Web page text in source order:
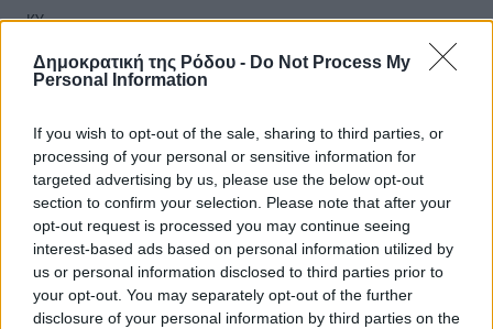
Δημοκρατική της Ρόδου - Do Not Process My
Personal Information
If you wish to opt-out of the sale, sharing to third parties, or
processing of your personal or sensitive information for
targeted advertising by us, please use the below opt-out
section to confirm your selection. Please note that after your
opt-out request is processed you may continue seeing
interest-based ads based on personal information utilized by
us or personal information disclosed to third parties prior to
your opt-out. You may separately opt-out of the further
disclosure of your personal information by third parties on the
ΚΥ
ΔΕ
ΤΡ